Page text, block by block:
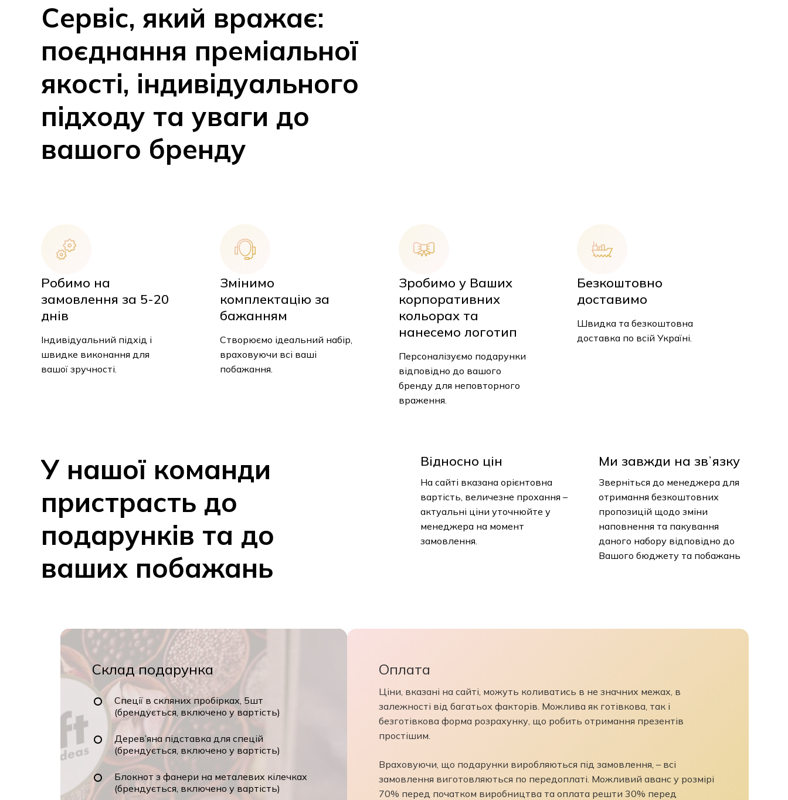
У кошику немає товарів.
Сервіс, який вражає:
поєднання преміальної
якості, індивідуального
підходу та уваги до
вашого бренду
Робимо на
замовлення за 5-20
днів
Індивідуальний підхід і
швидке виконання для
вашої зручності.
Змінимо
комплектацію за
бажанням
Створюємо ідеальний набір,
враховуючи всі ваші
побажання.
Зробимо у Ваших
корпоративних
кольорах та
нанесемо логотип
Персоналізуємо подарунки
відповідно до вашого
бренду для неповторного
враження.
Безкоштовно
доставимо
Швидка та безкоштовна
доставка по всій Україні.
У нашої команди
пристрасть до
подарунків та до
ваших побажань
Відносно цін
На сайті вказана орієнтовна
вартість, величезне прохання –
актуальні ціни уточнюйте у
менеджера на момент
замовлення.
Ми завжди на звʼязку
Зверніться до менеджера для
отримання безкоштовних
пропозицій щодо зміни
наповнення та пакування
даного набору відповідно до
Вашого бюджету та побажань
Склад подарунка
Спеції в скляних пробірках, 5шт
(брендується, включено у вартість)
Дерев’яна підставка для спецій
(брендується, включено у вартість)
Блокнот з фанери на металевих кілечках
(брендується, включено у вартість)
Оплата
Ціни, вказані на сайті, можуть коливатись в не значних межах, в
залежності від багатьох факторів. Можлива як готівкова, так і
безготівкова форма розрахунку, що робить отримання презентів
простішим.
Враховуючи, що подарунки виробляються під замовлення, – всі
замовлення виготовляються по передоплаті. Можливий аванс у розмірі
70% перед початком виробництва та оплата решти 30% перед